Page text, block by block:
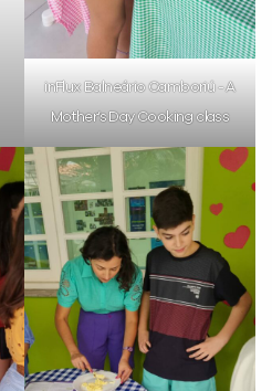
inFlux Balneário Camboriú - A
Mother’s Day Cooking class